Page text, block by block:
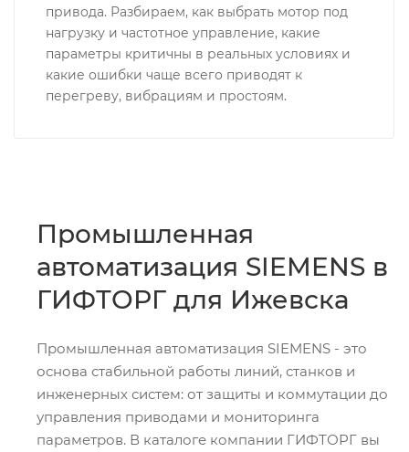
привода. Разбираем, как выбрать мотор под
нагрузку и частотное управление, какие
параметры критичны в реальных условиях и
какие ошибки чаще всего приводят к
перегреву, вибрациям и простоям.
Промышленная
автоматизация SIEMENS в
ГИФТОРГ для Ижевска
Промышленная автоматизация SIEMENS - это
основа стабильной работы линий, станков и
инженерных систем: от защиты и коммутации до
управления приводами и мониторинга
параметров. В каталоге компании ГИФТОРГ вы